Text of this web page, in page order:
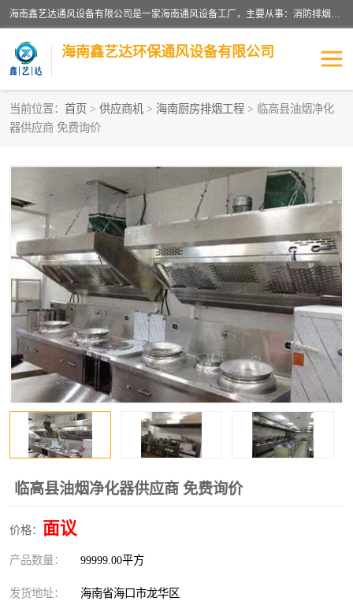
海南鑫艺达通风设备有限公司是一家海南通风设备工厂，主要从事：消防排烟工程、油烟净化工程、厨房排烟工程、酒店厨房设备、新风排风系统、镀锌铁皮管道加工、暖通工程、通风管道安装、消防火阀百叶风口等业务。公司拥有管道及配件一体化工厂生产线，良好的售后服务，良好的设计团队，良好的施工团队、良好管理人员，掌握畅通丰富的信息、市场渠道。
海南鑫艺达环保通风设备有限公司
当前位置： 首页 > 供应商机 > 海南厨房排烟工程 > 临高县油烟净化
器供应商 免费询价
临高县油烟净化器供应商 免费询价
价格： 面议
产品数量： 99999.00平方
发货地址： 海南省海口市龙华区
海南暖通工程
海南厨房排烟工程 海南酒店厨房设备
海南油烟净化工程 管道配件
风机系列 镁质防火风管
通风设备 通风管道
消防阀门 消防风机
风口 镀锌矩形风管
镀锌螺旋风管 PP风管
不锈钢烟罩 防火阀
排烟风机 百叶风口
油烟净化器